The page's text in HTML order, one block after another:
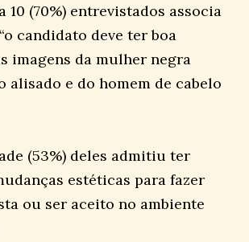
10 (70%) entrevistados associa
candidato deve ter boa
imagens da mulher negra
alisado e do homem de cabelo
(53%) deles admitiu ter
estéticas para fazer
ou ser aceito no ambiente